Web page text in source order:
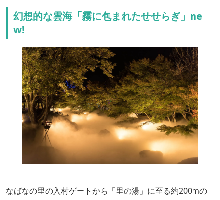
幻想的な雲海「霧に包まれたせせらぎ」ne
w!
なばなの里の入村ゲートから「里の湯」に至る約200mの